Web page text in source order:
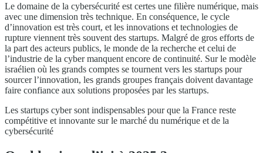
Le domaine de la cybersécurité est certes une filière numérique, mais
avec une dimension très technique. En conséquence, le cycle
d’innovation est très court, et les innovations et technologies de
rupture viennent très souvent des startups. Malgré de gros efforts de
la part des acteurs publics, le monde de la recherche et celui de
l’industrie de la cyber manquent encore de continuité. Sur le modèle
israélien où les grands comptes se tournent vers les startups pour
sourcer l’innovation, les grands groupes français doivent davantage
faire confiance aux solutions proposées par les startups.
Les startups cyber sont indispensables pour que la France reste
compétitive et innovante sur le marché du numérique et de la
cybersécurité